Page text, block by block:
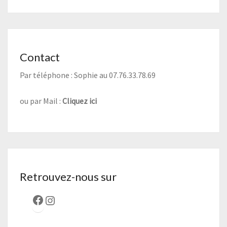
Contact
Par téléphone : Sophie au 07.76.33.78.69
ou par Mail : Cliquez ici
Retrouvez-nous sur
Facebook
Instagram